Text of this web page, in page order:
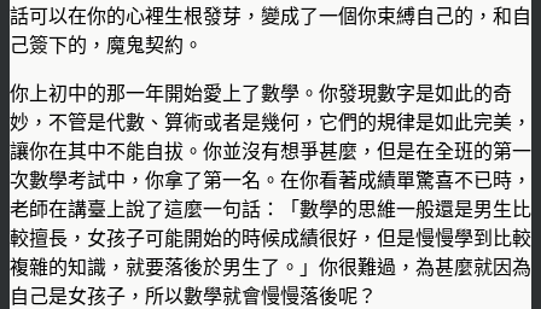
話可以在你的心裡生根發芽，變成了一個你束縛自己的，和自
己簽下的，魔鬼契約。
你上初中的那一年開始愛上了數學。你發現數字是如此的奇
妙，不管是代數、算術或者是幾何，它們的規律是如此完美，
讓你在其中不能自拔。你並沒有想爭甚麼，但是在全班的第一
次數學考試中，你拿了第一名。在你看著成績單驚喜不已時，
老師在講臺上說了這麼一句話：「數學的思維一般還是男生比
較擅長，女孩子可能開始的時候成績很好，但是慢慢學到比較
複雜的知識，就要落後於男生了。」你很難過，為甚麼就因為
自己是女孩子，所以數學就會慢慢落後呢？